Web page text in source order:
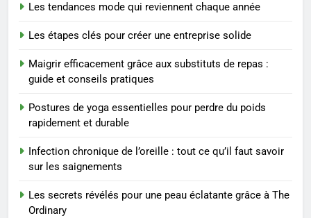
Prévenir les chutes chez les
exercices
BIEN ÊTRE
8
Voyance à La Rochelle : où
trouver un accompagnement
sérieux à un tarif juste ?
BIEN ÊTRE
1
Les tendances mode qui reviennent chaque année
Les étapes clés pour créer une entreprise solide
Maigrir efficacement grâce aux substituts de repas :
guide et conseils pratiques
Postures de yoga essentielles pour perdre du poids
rapidement et durable
Infection chronique de l’oreille : tout ce qu’il faut savoir
sur les saignements
Les secrets révélés pour une peau éclatante grâce à The
Ordinary